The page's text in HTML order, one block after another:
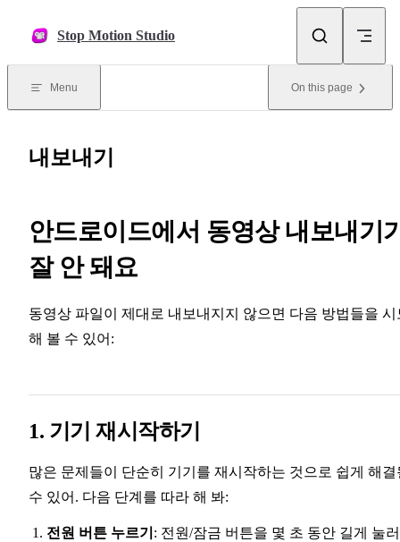
Stop Motion Studio
Menu On this page
내보내기
안드로이드에서 동영상 내보내기
잘 안 돼요
동영상 파일이 제대로 내보내지지 않으면 다음 방법들을 시
해 볼 수 있어:
1. 기기 재시작하기
많은 문제들이 단순히 기기를 재시작하는 것으로 쉽게 해결
수 있어. 다음 단계를 따라 해 봐:
전원 버튼 누르기 : 전원/잠금 버튼을 몇 초 동안 길게 눌러